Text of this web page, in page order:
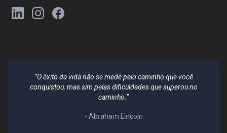
“O êxito da vida não se mede pelo caminho que você
conquistou, mas sim pelas dificuldades que superou no
caminho.”
- Abraham Lincoln